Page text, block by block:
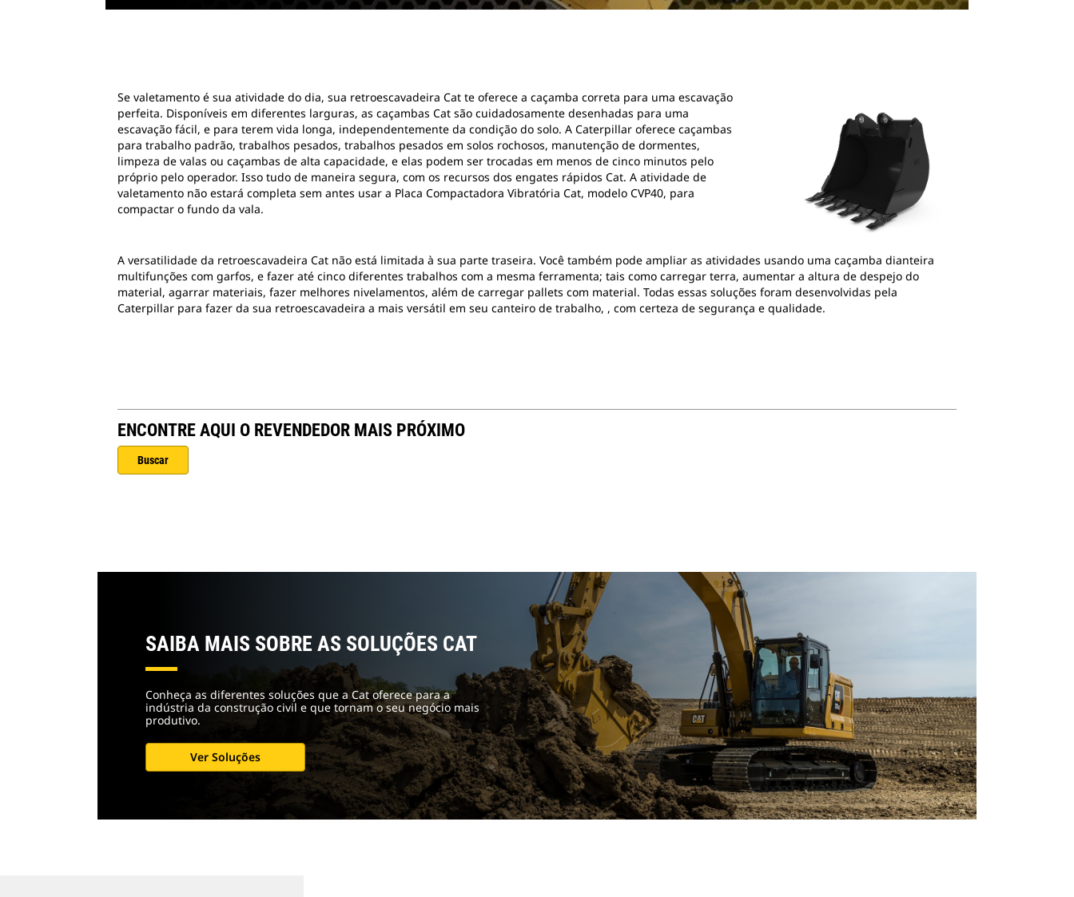
Se valetamento é sua atividade do dia, sua retroescavadeira Cat te oferece a caçamba correta para uma escavação
perfeita. Disponíveis em diferentes larguras, as caçambas Cat são cuidadosamente desenhadas para uma
escavação fácil, e para terem vida longa, independentemente da condição do solo. A Caterpillar oferece caçambas
para trabalho padrão, trabalhos pesados, trabalhos pesados em solos rochosos, manutenção de dormentes,
limpeza de valas ou caçambas de alta capacidade, e elas podem ser trocadas em menos de cinco minutos pelo
próprio pelo operador. Isso tudo de maneira segura, com os recursos dos engates rápidos Cat. A atividade de
valetamento não estará completa sem antes usar a Placa Compactadora Vibratória Cat, modelo CVP40, para
compactar o fundo da vala.
A versatilidade da retroescavadeira Cat não está limitada à sua parte traseira. Você também pode ampliar as atividades usando uma caçamba dianteira
multifunções com garfos, e fazer até cinco diferentes trabalhos com a mesma ferramenta; tais como carregar terra, aumentar a altura de despejo do
material, agarrar materiais, fazer melhores nivelamentos, além de carregar pallets com material. Todas essas soluções foram desenvolvidas pela
Caterpillar para fazer da sua retroescavadeira a mais versátil em seu canteiro de trabalho, , com certeza de segurança e qualidade.
ENCONTRE AQUI O REVENDEDOR MAIS PRÓXIMO
Buscar
SAIBA MAIS SOBRE AS SOLUÇÕES CAT
Conheça as diferentes soluções que a Cat oferece para a
indústria da construção civil e que tornam o seu negócio mais
produtivo.
Ver Soluções